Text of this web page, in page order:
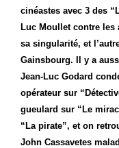
cinéastes avec 3 des
Luc Moullet contre les
sa singularité, et
Gainsbourg.
Il y a
Jean-Luc Godard
opérateur sur
gueulard sur “Le
“La pirate”, et on
John Cassavetes